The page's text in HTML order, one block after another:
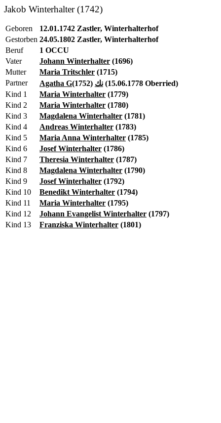
Jakob Winterhalter (1742)
Geboren
12.01.1742 Zastler, Winterhalterhof
Gestorben 24.05.1802 Zastler, Winterhalterhof
Beruf
1 OCCU
Vater
Johann Winterhalter (1696)
Mutter
Maria Tritschler (1715)
Partner
Agatha Gنك
(1752) (15.06.1778 Oberried)
Kind 1
Maria Winterhalter (1779)
Kind 2
Maria Winterhalter (1780)
Kind 3
Magdalena Winterhalter (1781)
Kind 4
Andreas Winterhalter (1783)
Kind 5
Maria Anna Winterhalter (1785)
Kind 6
Josef Winterhalter (1786)
Kind 7
Theresia Winterhalter (1787)
Kind 8
Magdalena Winterhalter (1790)
Kind 9
Josef Winterhalter (1792)
Kind 10
Benedikt Winterhalter (1794)
Kind 11
Maria Winterhalter (1795)
Kind 12
Johann Evangelist Winterhalter (1797)
Kind 13
Franziska Winterhalter (1801)